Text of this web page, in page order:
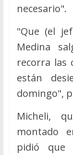
necesario".
"Que (el
Medina
recorra las
están
domingo",
Micheli,
montado
pidió que